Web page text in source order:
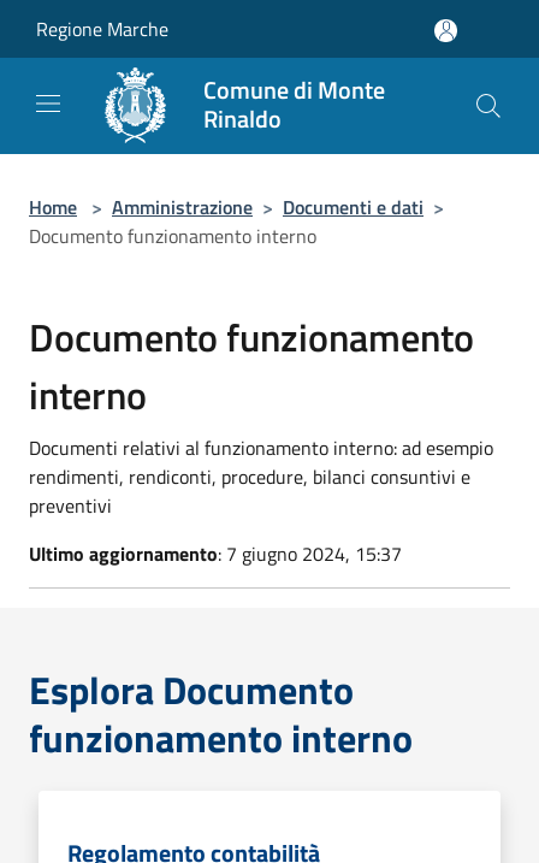
Regione Marche
Comune di Monte
Rinaldo
Home > Amministrazione > Documenti e dati >
Documento funzionamento interno
Documento funzionamento
interno
Documenti relativi al funzionamento interno: ad esempio
rendimenti, rendiconti, procedure, bilanci consuntivi e
preventivi
Ultimo aggiornamento: 7 giugno 2024, 15:37
Esplora Documento
funzionamento interno
Regolamento contabilità